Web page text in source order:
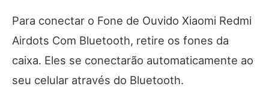
Para conectar o Fone de Ouvido Xiaomi Redmi
Airdots Com Bluetooth, retire os fones da
caixa. Eles se conectarão automaticamente ao
seu celular através do Bluetooth.